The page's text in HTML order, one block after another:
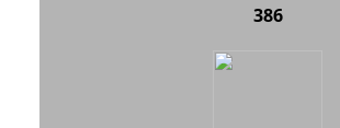
386